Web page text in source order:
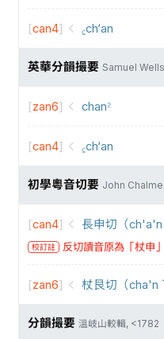
[can4] ꜁ch‘an
英華分韻撮要 Samuel
[zan6] chan꜅
[can4] ꜁ch‘an
初學粵音切要 John
[can4] 長申切（ch'a'n
校訂註 反切讀音原為「杖申
[zan6] 杖艮切（cha'n
分韻撮要 溫岐山較輯, <1782